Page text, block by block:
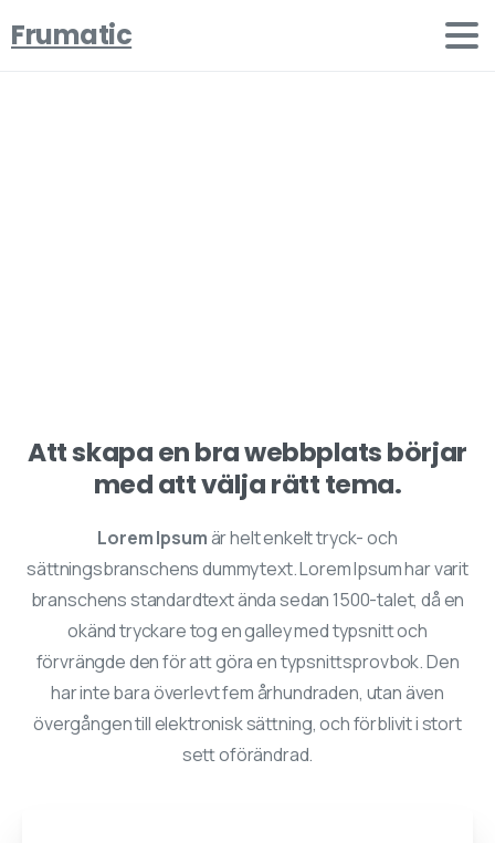
Frumatic
Att skapa en bra webbplats börjar
med att välja rätt tema.
Lorem Ipsumär helt enkelt tryck- och
sättningsbranschens dummytext. Lorem Ipsum har varit
branschens standardtext ända sedan 1500-talet, då en
okänd tryckare tog en galley med typsnitt och
förvrängde den för att göra en typsnittsprovbok. Den
har inte bara överlevt fem århundraden, utan även
övergången till elektronisk sättning, och förblivit i stort
sett oförändrad.